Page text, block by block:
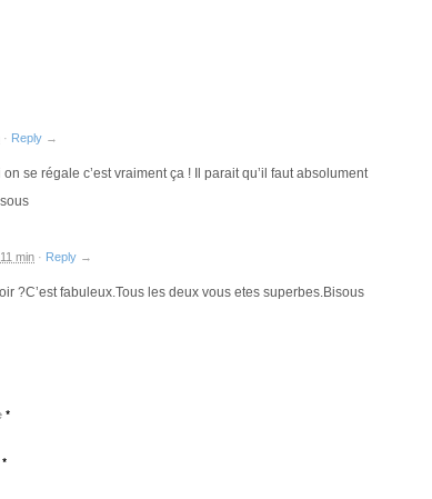
· Reply →
se régale c’est vraiment ça ! Il parait qu’il faut absolument
min · Reply →
?C’est fabuleux.Tous les deux vous etes superbes.Bisous
*
*